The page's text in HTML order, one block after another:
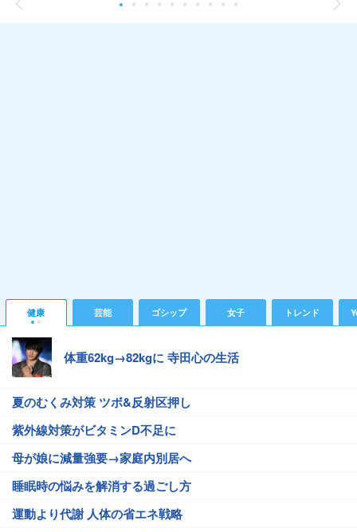
健康 芸能 ゴシップ 女子 トレンド
体重62kg→82kgに 寺田心の生活
夏のむくみ対策 ツボ&反射区押し
紫外線対策がビタミンD不足に
母が娘に減量強要→家庭内別居へ
睡眠時の悩みを解消する過ごし方
運動より代謝 人体の省エネ戦略